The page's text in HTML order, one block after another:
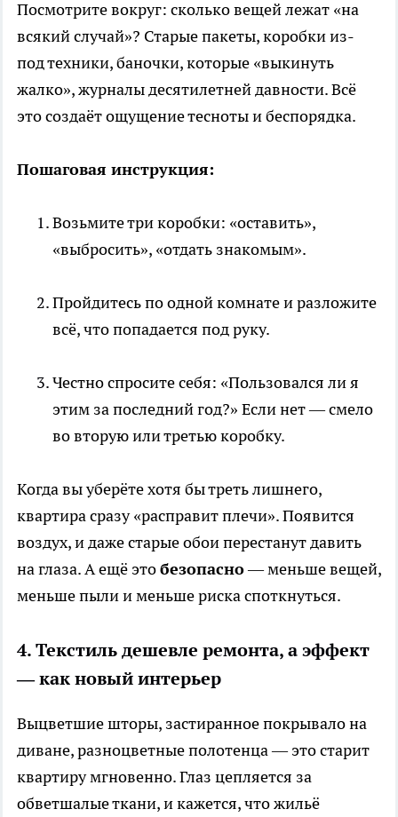
Посмотрите вокруг: сколько вещей лежат «на
всякий случай»? Старые пакеты, коробки из-
под техники, баночки, которые «выкинуть
жалко», журналы десятилетней давности. Всё
это создаёт ощущение тесноты и беспорядка.
Пошаговая инструкция:
Возьмите три коробки: «оставить»,
«выбросить», «отдать знакомым».
Пройдитесь по одной комнате и разложите
всё, что попадается под руку.
Честно спросите себя: «Пользовался ли я
этим за последний год?» Если нет — смело
во вторую или третью коробку.
Когда вы уберёте хотя бы треть лишнего,
квартира сразу «расправит плечи». Появится
воздух, и даже старые обои перестанут давить
на глаза. А ещё этобезопасно— меньше вещей,
меньше пыли и меньше риска споткнуться.
4. Текстиль дешевле ремонта, а эффект
— как новый интерьер
Выцветшие шторы, застиранное покрывало на
диване, разноцветные полотенца — это старит
квартиру мгновенно. Глаз цепляется за
обветшалые ткани, и кажется, что жильё